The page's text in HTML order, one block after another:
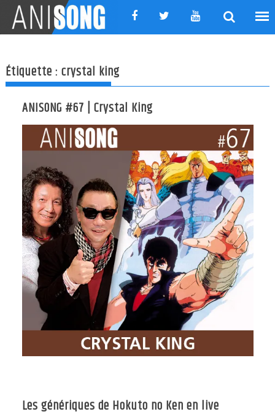
content
Étiquette :crystal king
ANISONG #67 | Crystal King
Les génériques de Hokuto no Ken en live